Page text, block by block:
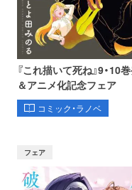
『これ描いて死ね』9・10
＆アニメ化記念フェア
コミック・ラノベ
フェア